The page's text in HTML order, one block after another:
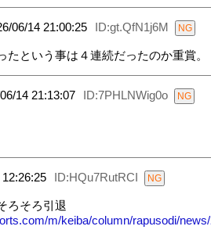
06/14 21:00:25 ID:gt.QfN1j6M
たという事は４連続だったのか重賞。
14 21:13:07 ID:7PHLNWig0o
ID:HQu7RutRCI
ろそろ引退
m/keiba/column/rapusodi/